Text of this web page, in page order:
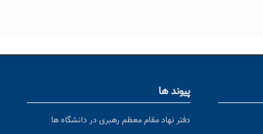
پیوند ها
دفتر نهاد مقام معظم رهبری در دانشگاه ها